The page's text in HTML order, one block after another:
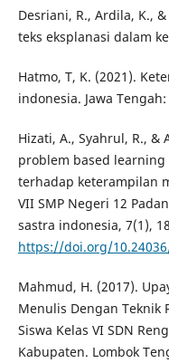
Desriani, R., Ardila, K.,
teks eksplanasi dalam
Hatmo, T, K. (2021).
indonesia. Jawa
Hizati, A., Syahrul, R., &
problem based
terhadap keterampilan
VII SMP Negeri 12
sastra indonesia, 7(1),
https://doi.org/
Mahmud, H. (2017).
Menulis Dengan Teknik
Siswa Kelas VI SDN
Kabupaten. Lombok